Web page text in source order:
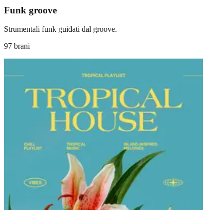
Funk groove
Strumentali funk guidati dal groove.
97 brani